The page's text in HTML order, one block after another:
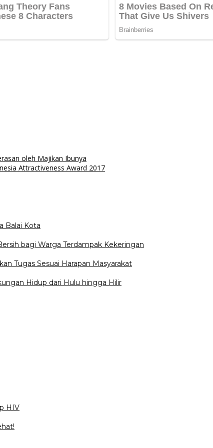
oleh Majikan Ibunya
Attractiveness Award 2017
Balai Kota
bagi Warga Terdampak Kekeringan
Tugas Sesuai Harapan Masyarakat
Hidup dari Hulu hingga Hilir
HIV